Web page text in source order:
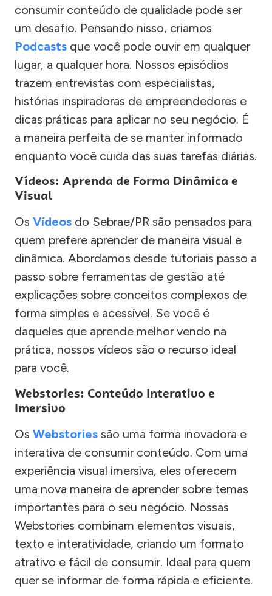
consumir conteúdo de qualidade pode ser
um desafio. Pensando nisso, criamos
Podcasts que você pode ouvir em qualquer
lugar, a qualquer hora. Nossos episódios
trazem entrevistas com especialistas,
histórias inspiradoras de empreendedores e
dicas práticas para aplicar no seu negócio. É
a maneira perfeita de se manter informado
enquanto você cuida das suas tarefas diárias.
Vídeos: Aprenda de Forma Dinâmica e
Visual
Os Vídeos do Sebrae/PR são pensados para
quem prefere aprender de maneira visual e
dinâmica. Abordamos desde tutoriais passo a
passo sobre ferramentas de gestão até
explicações sobre conceitos complexos de
forma simples e acessível. Se você é
daqueles que aprende melhor vendo na
prática, nossos vídeos são o recurso ideal
para você.
Webstories: Conteúdo Interativo e
Imersivo
Os Webstories são uma forma inovadora e
interativa de consumir conteúdo. Com uma
experiência visual imersiva, eles oferecem
uma nova maneira de aprender sobre temas
importantes para o seu negócio. Nossas
Webstories combinam elementos visuais,
texto e interatividade, criando um formato
atrativo e fácil de consumir. Ideal para quem
quer se informar de forma rápida e eficiente.